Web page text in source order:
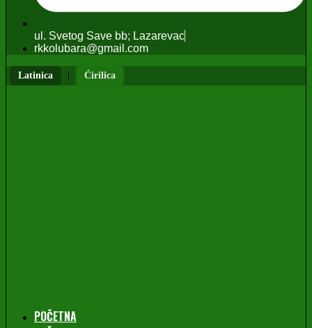
ul. Svetog Save bb; Lazarevac
rkkolubara@gmail.com
Latinica | Ćirilica
POČETNA